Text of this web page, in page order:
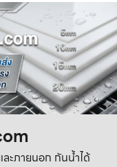
ะภายนอก กันน้ำได้